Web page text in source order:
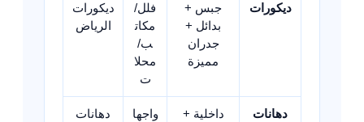
ديكورات
جبس +
بدائل +
جدران
مميزة
فلل/
مكات
ب/
محلا
ت
ديكورات
الرياض
دهانات
داخلية +
واجها
دهانات